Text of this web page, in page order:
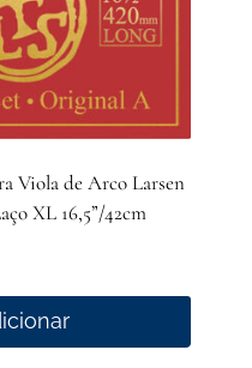
Viola de Arco Larsen
XL 16,5”/42cm